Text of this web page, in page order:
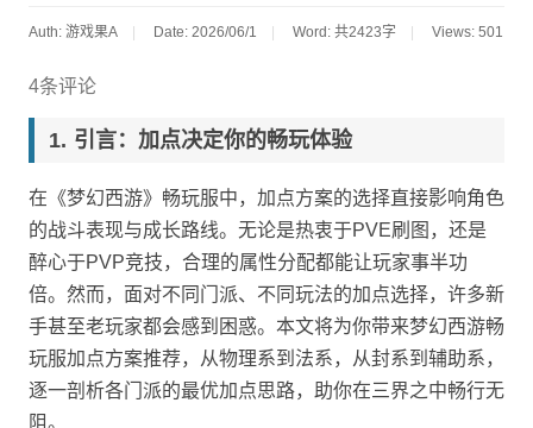
Auth: 游戏果A Date: 2026/06/1 Word: 共2423字 Views: 501
4条评论
引言：加点决定你的畅玩体验
在《梦幻西游》畅玩服中，加点方案的选择直接影响角色
的战斗表现与成长路线。无论是热衷于PVE刷图，还是
醉心于PVP竞技，合理的属性分配都能让玩家事半功
倍。然而，面对不同门派、不同玩法的加点选择，许多新
手甚至老玩家都会感到困惑。本文将为你带来梦幻西游畅
玩服加点方案推荐，从物理系到法系，从封系到辅助系，
逐一剖析各门派的最优加点思路，助你在三界之中畅行无
阻。